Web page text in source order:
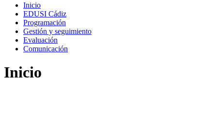
Inicio
EDUSI Cádiz
Programación
Gestión y seguimiento
Evaluación
Comunicación
Inicio